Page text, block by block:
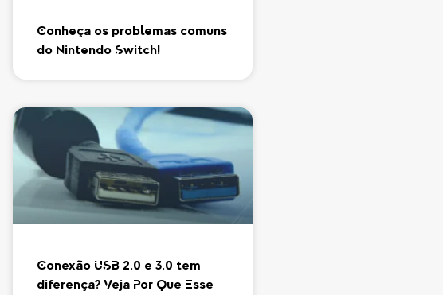
Conheça os problemas comuns
do Nintendo Switch!
Conexão USB 2.0 e 3.0 tem
diferença? Veja Por Que Esse